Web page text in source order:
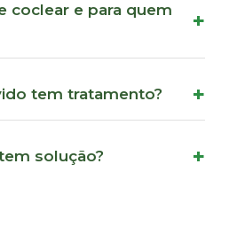
coclear e para quem
tem tratamento?
solução?